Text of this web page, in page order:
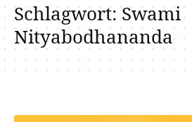
Schlagwort:Swami
Nityabodhananda